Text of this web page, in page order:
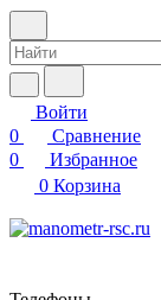
Войти
0
Сравнение
0
Избранное
0 Корзина